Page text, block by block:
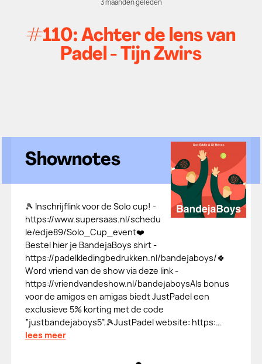
3 maanden geleden
#110: Achter de lens van
Padel - Tijn Zwirs
Shownotes
🎾 Inschrijflink voor de Solo cup! -
⁠⁠⁠⁠⁠⁠⁠⁠⁠⁠https://www.supersaas.nl/schedu
le/edje89/Solo_Cup_event⁠⁠⁠⁠⁠⁠⁠⁠⁠⁠❤️
Bestel hier je BandejaBoys shirt -
⁠⁠⁠⁠⁠⁠⁠⁠⁠⁠⁠⁠⁠⁠⁠⁠⁠⁠⁠⁠⁠⁠⁠⁠⁠⁠⁠⁠⁠⁠⁠⁠⁠⁠⁠⁠⁠⁠⁠⁠⁠⁠⁠⁠⁠⁠⁠⁠⁠⁠⁠⁠⁠⁠⁠⁠⁠⁠⁠⁠⁠⁠⁠⁠https://padelkledingbedrukken.nl/bandejaboys/⁠⁠⁠⁠⁠⁠⁠⁠⁠⁠⁠⁠⁠⁠⁠⁠⁠⁠⁠⁠⁠🍀
Word vriend van de show via deze link -
⁠⁠⁠⁠⁠⁠⁠⁠⁠⁠⁠⁠⁠⁠⁠⁠⁠⁠https://vriendvandeshow.nl/bandejaboys⁠⁠⁠⁠⁠⁠⁠⁠⁠⁠⁠⁠⁠⁠⁠⁠Als bonus
voor de amigos en amigas biedt JustPadel een
exclusieve 5% korting met de code
“justbandejaboys5”.🎾JustPadel website: ⁠⁠⁠⁠⁠⁠⁠⁠⁠⁠⁠⁠⁠⁠⁠⁠⁠⁠⁠⁠⁠⁠⁠⁠⁠⁠⁠⁠⁠⁠https:…
lees meer